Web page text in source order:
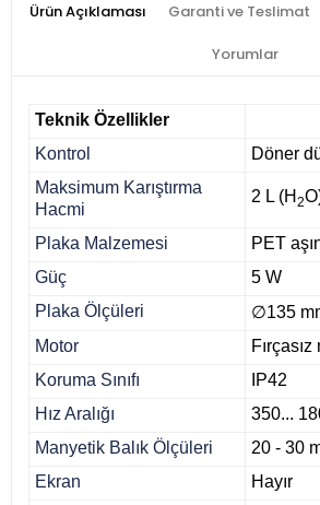
Ürün Açıklaması Garanti ve Teslimat
Yorumlar
Teknik Özellikler
Kontrol
Döner
Maksimum Karıştırma
Hacmi
2 L (H 2
Plaka Malzemesi
PET
Güç
5 W
Plaka Ölçüleri
∅135
Motor
Koruma Sınıfı
IP42
Hız Aralığı
350...
Manyetik Balık Ölçüleri
20 - 30
Ekran
Hayır